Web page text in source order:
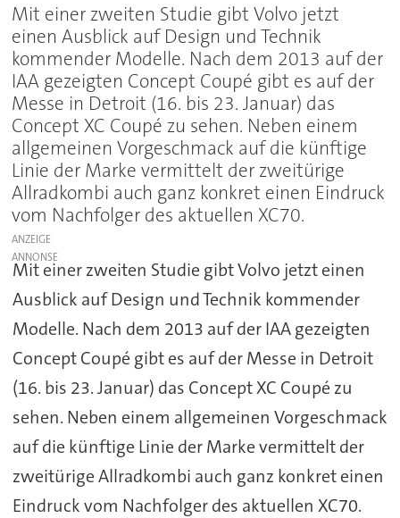
Mit einer zweiten Studie gibt Volvo jetzt
einen Ausblick auf Design und Technik
kommender Modelle. Nach dem 2013 auf der
IAA gezeigten Concept Coupé gibt es auf der
Messe in Detroit (16. bis 23. Januar) das
Concept XC Coupé zu sehen. Neben einem
allgemeinen Vorgeschmack auf die künftige
Linie der Marke vermittelt der zweitürige
Allradkombi auch ganz konkret einen Eindruck
vom Nachfolger des aktuellen XC70.
ANZEIGE
Mit einer zweiten Studie gibt Volvo jetzt einen
Ausblick auf Design und Technik kommender
Modelle. Nach dem 2013 auf der IAA gezeigten
Concept Coupé gibt es auf der Messe in Detroit
(16. bis 23. Januar) das Concept XC Coupé zu
sehen. Neben einem allgemeinen Vorgeschmack
auf die künftige Linie der Marke vermittelt der
zweitürige Allradkombi auch ganz konkret einen
Eindruck vom Nachfolger des aktuellen XC70.